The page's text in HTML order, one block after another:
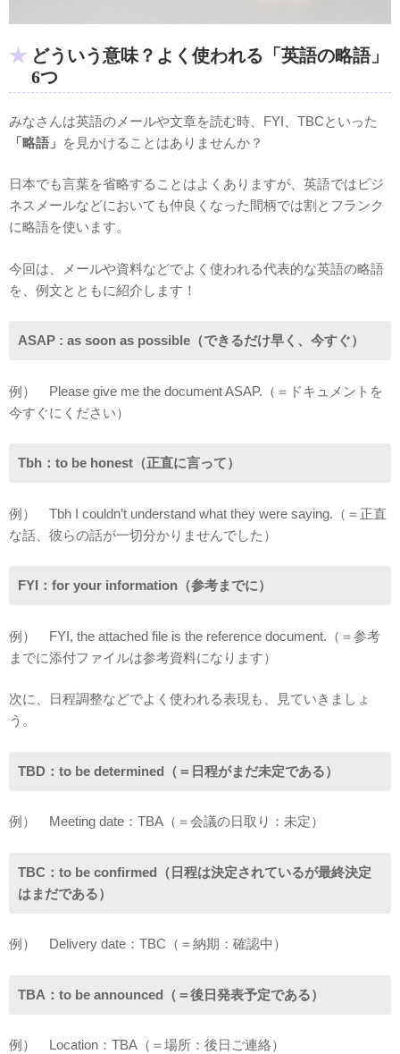
どういう意味？よく使われる「英語の略語」
6つ
みなさんは英語のメールや文章を読む時、FYI、TBCといった
「略語」 を見かけることはありませんか？
日本でも言葉を省略することはよくありますが、英語ではビジ
ネスメールなどにおいても仲良くなった間柄では割とフランク
に略語を使います。
今回は、メールや資料などでよく使われる代表的な英語の略語
を、例文とともに紹介します！
ASAP : as soon as possible（できるだけ早く、今すぐ）
例） Please give me the document ASAP.（＝ドキュメントを
今すぐにください）
Tbh：to be honest（正直に言って）
例） Tbh I couldn’t understand what they were saying.（＝正直
な話、彼らの話が一切分かりませんでした）
FYI：for your information（参考までに）
例） FYI, the attached file is the reference document.（＝参考
までに添付ファイルは参考資料になります）
次に、日程調整などでよく使われる表現も、見ていきましょ
う。
TBD：to be determined（＝日程がまだ未定である）
例） Meeting date：TBA（＝会議の日取り：未定）
TBC：to be confirmed（日程は決定されているが最終決定
はまだである）
例） Delivery date：TBC（＝納期：確認中）
TBA：to be announced（＝後日発表予定である）
例） Location：TBA（＝場所：後日ご連絡）